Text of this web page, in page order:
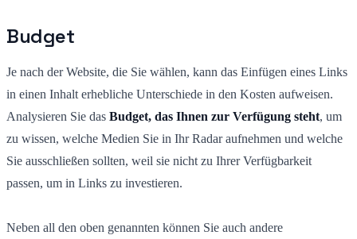
Budget
Je nach der Website, die Sie wählen, kann das Einfügen eines Links
in einen Inhalt erhebliche Unterschiede in den Kosten aufweisen.
Analysieren Sie das Budget, das Ihnen zur Verfügung steht, um
zu wissen, welche Medien Sie in Ihr Radar aufnehmen und welche
Sie ausschließen sollten, weil sie nicht zu Ihrer Verfügbarkeit
passen, um in Links zu investieren.
Neben all den oben genannten können Sie auch andere